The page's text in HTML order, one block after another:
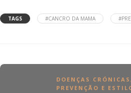
TAGS #CANCRO DA MAMA
DOENÇAS CRÓNICAS
PREVENÇÃO E